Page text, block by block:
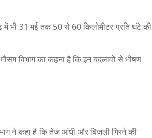
में भी 31 मई तक 50 से 60 किलोमीटर प्रति घंटे की
विभाग का कहना है कि इन बदलावों से भीषण
ने कहा है कि तेज आंधी और बिजली गिरने की